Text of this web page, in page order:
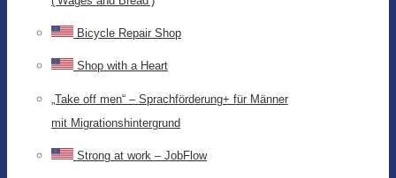
Bicycle Repair Shop
Shop with a Heart
„Take off men“ – Sprachförderung+ für Männer
mit Migrationshintergrund
Strong at work – JobFlow